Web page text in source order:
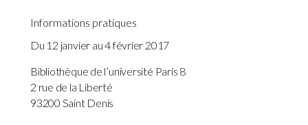
Informations pratiques
Du 12 janvier au 4 février 2017
Bibliothèque de l’université Paris 8
2 rue de la Liberté
93200 Saint Denis